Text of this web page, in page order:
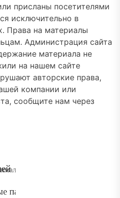
присланы посетителями
исключительно в
Права на материалы
Администрация сайта
материала не
на нашем сайте
авторские права,
компании или
сообщите нам через